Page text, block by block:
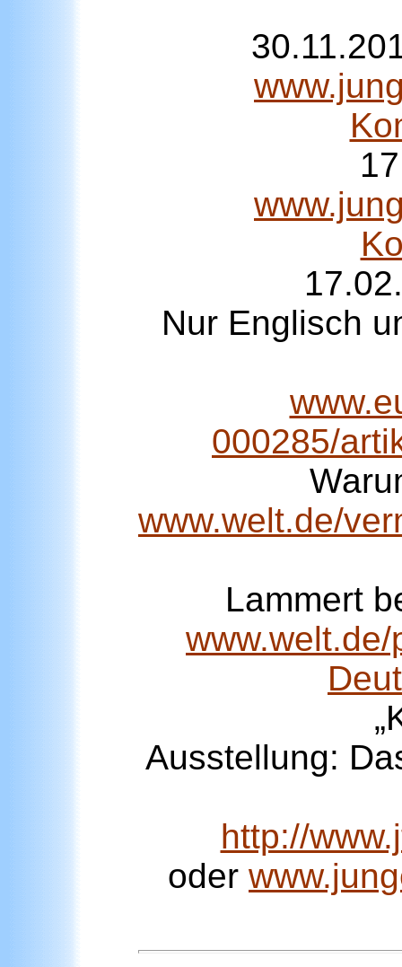
Nur Englisch
000285/
www.welt.de/
Lammert
Ausstellung:
http://
oder